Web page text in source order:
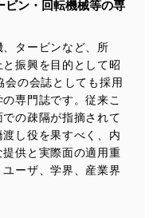
育を徹底してまいり
ために、適切な管理
、国が定める指針及び
当社の管理の仕組み
を常に適合させま
ビン・回転機械等の専
タービンなど、所
振興を目的として昭
の会誌としても採用
専門誌です。従来こ
の疎隔が指摘されて
し役を果すべく、内
供と実際面の適用重
ーザ、学界、産業界